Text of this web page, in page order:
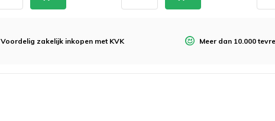
Voordelig zakelijk inkopen met KVK Meer dan 10.000